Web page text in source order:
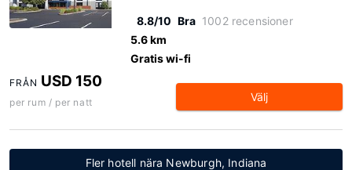
8.8/10 Bra 1002 recensioner
5.6 km
Gratis wi-fi
FRÅN USD 150
per rum / per natt Välj
Fler hotell nära Newburgh, Indiana